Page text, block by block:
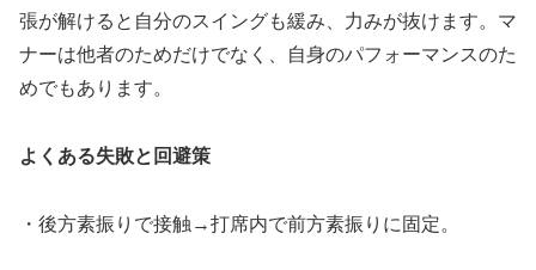
張が解けると自分のスイングも緩み、力みが抜けます。マ
ナーは他者のためだけでなく、自身のパフォーマンスのた
めでもあります。
よくある失敗と回避策
・後方素振りで接触→打席内で前方素振りに固定。